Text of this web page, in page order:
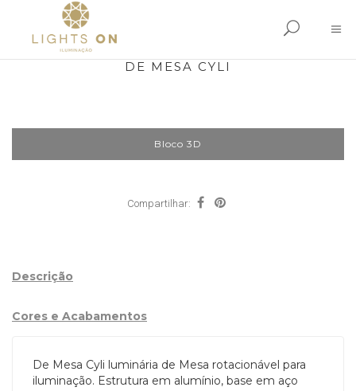
DE MESA CYLI
Bloco 3D
Compartilhar:
Descrição
Cores e Acabamentos
De Mesa Cyli luminária de Mesa rotacionável para
iluminação. Estrutura em alumínio, base em aço